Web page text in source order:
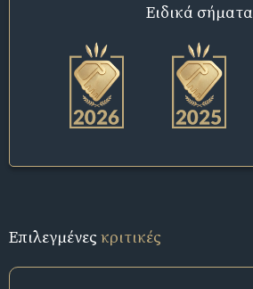
Ειδικά σήματα
Επιλεγμένεςκριτικές